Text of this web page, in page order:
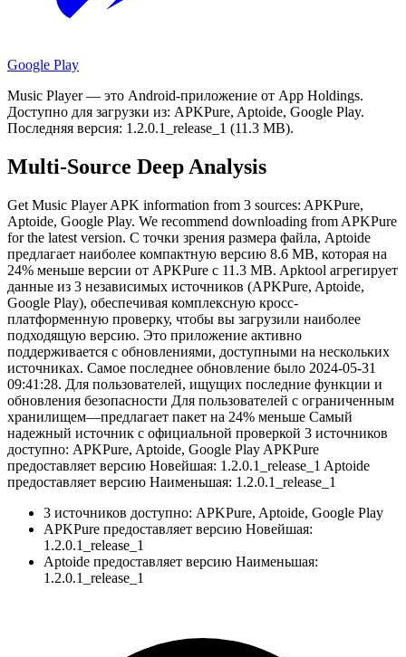
Google Play
Music Player — это Android-приложение от App Holdings.
Доступно для загрузки из: APKPure, Aptoide, Google Play.
Последняя версия: 1.2.0.1_release_1 (11.3 MB).
Multi-Source Deep Analysis
Get Music Player APK information from 3 sources: APKPure,
Aptoide, Google Play. We recommend downloading from APKPure
for the latest version. С точки зрения размера файла, Aptoide
предлагает наиболее компактную версию 8.6 MB, которая на
24% меньше версии от APKPure с 11.3 MB. Apktool агрегирует
данные из 3 независимых источников (APKPure, Aptoide,
Google Play), обеспечивая комплексную кросс-
платформенную проверку, чтобы вы загрузили наиболее
подходящую версию. Это приложение активно
поддерживается с обновлениями, доступными на нескольких
источниках. Самое последнее обновление было 2024-05-31
09:41:28. Для пользователей, ищущих последние функции и
обновления безопасности Для пользователей с ограниченным
хранилищем—предлагает пакет на 24% меньше Самый
надежный источник с официальной проверкой 3 источников
доступно: APKPure, Aptoide, Google Play APKPure
предоставляет версию Новейшая: 1.2.0.1_release_1 Aptoide
предоставляет версию Наименьшая: 1.2.0.1_release_1
3 источников доступно: APKPure, Aptoide, Google Play
APKPure предоставляет версию Новейшая:
1.2.0.1_release_1
Aptoide предоставляет версию Наименьшая:
1.2.0.1_release_1